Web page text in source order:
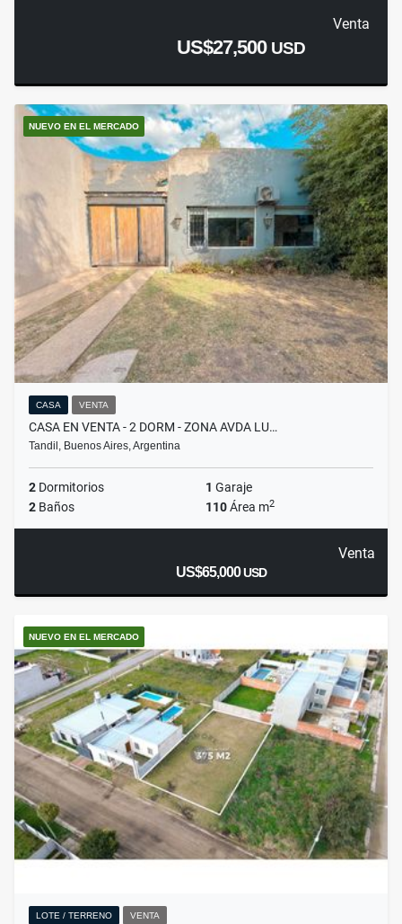
Venta
US$27,500 USD
NUEVO EN EL MERCADO
CASA VENTA
CASA EN VENTA - 2 DORM - ZONA AVDA LU…
Tandil, Buenos Aires, Argentina
2 Dormitorios 1 Garaje
2 Baños 110Área m2
Venta
US$65,000USD
NUEVO EN EL MERCADO
LOTE / TERRENO VENTA